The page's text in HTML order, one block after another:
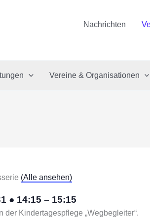
Nachrichten
Vereine & Organisationen
(Alle ansehen)
● 14:15 – 15:15
der Kindertagespflege „Wegbegleiter“.